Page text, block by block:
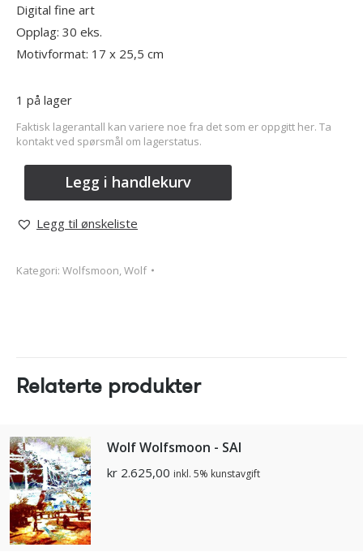
Digital fine art
Opplag: 30 eks.
Motivformat: 17 x 25,5 cm
1 på lager
Faktisk lagerantall kan variere noe fra det som er oppgitt her. Ta
kontakt ved spørsmål om lagerstatus.
Legg i handlekurv
Legg til ønskeliste
Kategori: Wolfsmoon, Wolf
Relaterte produkter
Wolf Wolfsmoon - SAI
kr 2.625,00 inkl. 5% kunstavgift